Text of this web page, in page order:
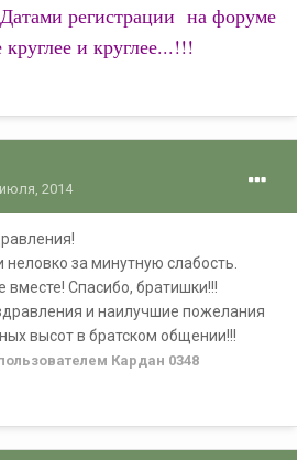
регистрации на форуме
и круглее...!!!
2014
за минутную слабость.
вместе! Спасибо, братишки!!!
и наилучшие пожелания
высот в братском общении!!!
Кардан 0348